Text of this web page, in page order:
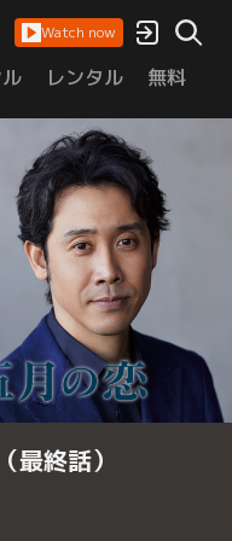
Watch now
レンタル 無料
終話）